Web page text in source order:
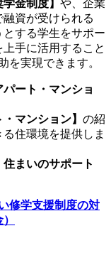
学金制度】 や、企業
融資が受けられる
とする学生をサポー
手に活用すること
を実現できます。
パート・マンショ
マンション】 の紹
住環境を提供しま
住まいのサポート
修学支援制度の対